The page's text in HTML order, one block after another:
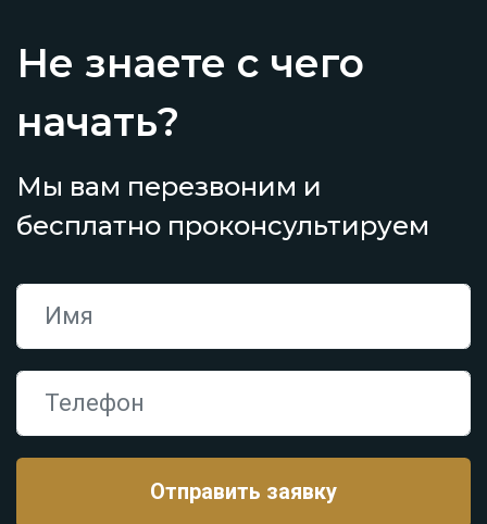
Не знаете с чего
начать?
Мы вам перезвоним и
бесплатно проконсультируем